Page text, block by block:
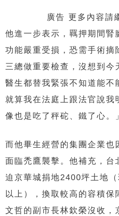
廣告 更多內容請
他進一步表示，羈押期間腎
功能嚴重受損，恐需手術摘
三總做重要檢查，沒想到今
醫生都替我緊張不知道能不
就算我在法庭上跟法官說我
像也是吃了秤砣、鐵了心。
而他畢生經營的集團企業也
面臨禿鷹襲擊。他補充，台
迫京華城捐地2400坪土地
以上），換取較高的容積保
文哲的副市長林欽榮沒收，